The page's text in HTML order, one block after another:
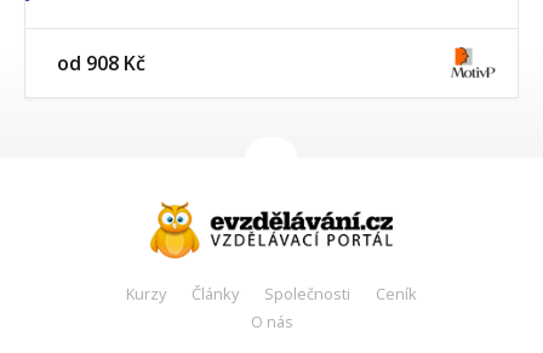
od 908 Kč
Kurzy Články Společnosti
Ceník
O nás